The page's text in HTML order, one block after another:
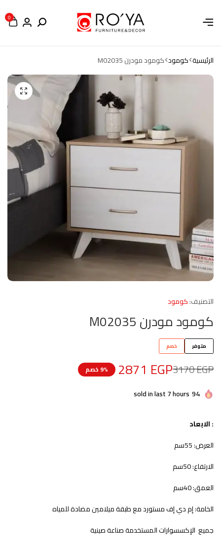
0
الرئيسية كومود كومود مودرن M02035
التصنيف:كومود
كومود مودرن M02035
متوفر خصم
3170EGP
2871 EGP 9% خصم
94
sold in last 7 hours
: الابعاد
العرض: 55سم
الارتفاع: 50سم
العمق: 40سم
الخامة: إم دي إف مستورد مع طبقة ميلامين مضادة للمياه
جميع الإكسسوارات المستخدمة صناعة صينية